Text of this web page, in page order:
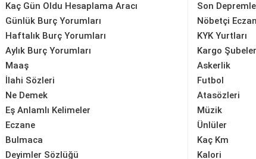
Kaç Gün Oldu Hesaplama Aracı
Günlük Burç Yorumları
Haftalık Burç Yorumları
Aylık Burç Yorumları
Maaş
Son
Nöbetçi
KYK Yurtları
Kargo
Askerlik
İlahi Sözleri
Ne Demek
Eş Anlamlı Kelimeler
Eczane
Bulmaca
Deyimler Sözlüğü
Futbol
Atasözleri
Müzik
Ünlüler
Kaç Km
Kalori